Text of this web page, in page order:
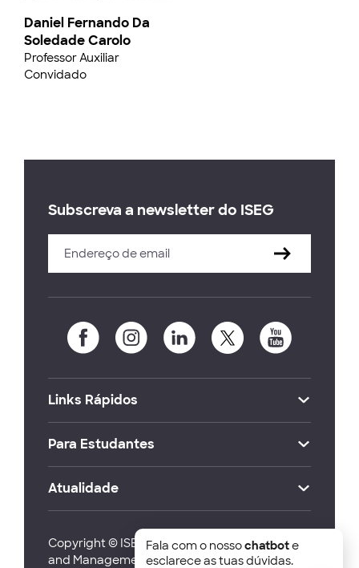
Daniel Fernando Da
Soledade Carolo
Professor Auxiliar
Convidado
Subscreva a newsletter do ISEG
Links Rápidos
Para Estudantes
Atualidade
Copyright © ISEG Lisbon School of Economics
and Management 2026
Fala com o nossochatbote
esclarece as tuas dúvidas.